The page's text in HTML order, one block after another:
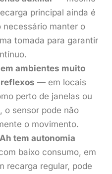
principal ainda é
necessário manter o
tomada para garantir
ambientes muito
— em locais
perto de janelas ou
o sensor pode não
o movimento.
tem autonomia
baixo consumo, em
recarga regular, pode